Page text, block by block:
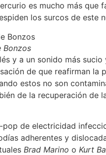
es mucho más que
los surcos de este
Bonzos
y a un sonido más sucio
de que reafirman la
estos no son
de la recuperación de
de electricidad
adherentes y
Brad Marino o Kurt